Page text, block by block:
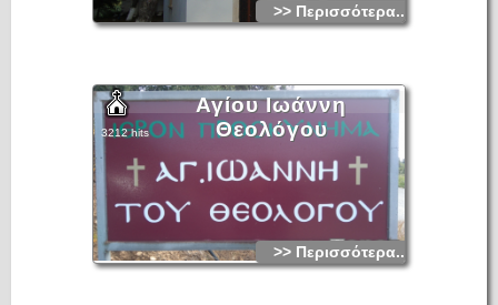
>> Περισσότερα...
Αγίου Ιωάννη
Θεολόγου
3212 hits
>> Περισσότερα...